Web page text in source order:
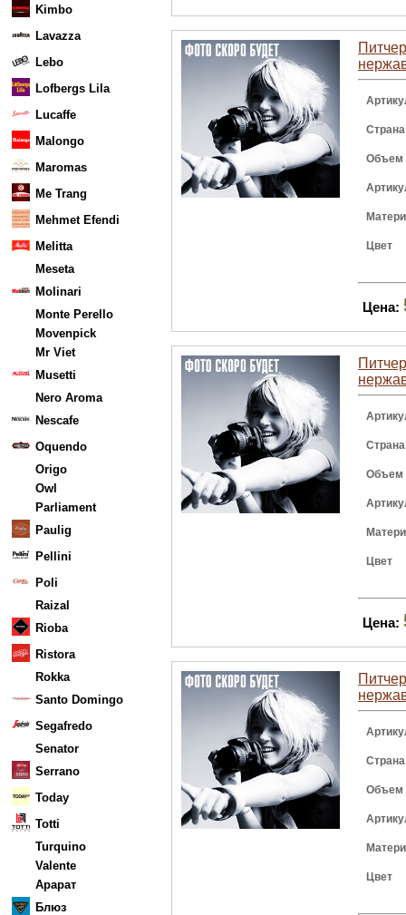
Kimbo
Lavazza
Lebo
Lofbergs Lila
Lucaffe
Malongo
Maromas
Me Trang
Mehmet Efendi
Melitta
Meseta
Molinari
Monte Perello
Movenpick
Mr Viet
Musetti
Nero Aroma
Nescafe
Oquendo
Origo
Owl
Parliament
Paulig
Pellini
Poli
Raizal
Rioba
Ristora
Rokka
Santo Domingo
Segafredo
Senator
Serrano
Today
Totti
Turquino
Valente
Арарат
Блюз
Объем
Цвет
Цена:
Объем
Цвет
Цена:
Объем
Цвет